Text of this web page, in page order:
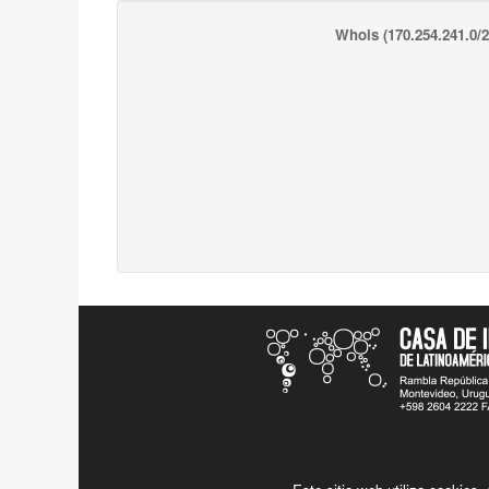
Whois (170.254.241.0/